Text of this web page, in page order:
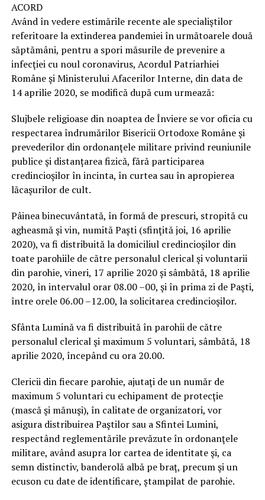
ACORD
Având în vedere estimările recente ale specialiştilor
referitoare la extinderea pandemiei în următoarele două
săptămâni, pentru a spori măsurile de prevenire a
infecţiei cu noul coronavirus, Acordul Patriarhiei
Române şi Ministerului Afacerilor Interne, din data de
14 aprilie 2020, se modifică după cum urmează:
Slujbele religioase din noaptea de Înviere se vor oficia cu
respectarea îndrumărilor Bisericii Ortodoxe Române şi
prevederilor din ordonanţele militare privind reuniunile
publice şi distanțarea fizică, fără participarea
credincioşilor în incinta, în curtea sau în apropierea
lăcaşurilor de cult.
Pâinea binecuvântată, în formă de prescuri, stropită cu
agheasmă şi vin, numită Paști (sfinţită joi, 16 aprilie
2020), va fi distribuită la domiciliul credincioşilor din
toate parohiile de către personalul clerical şi voluntarii
din parohie, vineri, 17 aprilie 2020 și sâmbătă, 18 aprilie
2020, în intervalul orar 08.00 –00, şi în prima zi de Paşti,
între orele 06.00 –12.00, la solicitarea credincioşilor.
Sfânta Lumină va fi distribuită în parohii de către
personalul clerical şi maximum 5 voluntari, sâmbătă, 18
aprilie 2020, începând cu ora 20.00.
Clericii din fiecare parohie, ajutaţi de un număr de
maximum 5 voluntari cu echipament de protecţie
(mască şi mănuşi), în calitate de organizatori, vor
asigura distribuirea Paştilor sau a Sfintei Lumini,
respectând reglementările prevăzute în ordonanţele
militare, având asupra lor cartea de identitate şi, ca
semn distinctiv, banderolă albă pe braţ, precum şi un
ecuson cu date de identificare, ștampilat de parohie.